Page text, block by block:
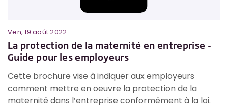
Ven, 19 août 2022
La protection de la maternité en entreprise -
Guide pour les employeurs
Cette brochure vise à indiquer aux employeurs
comment mettre en oeuvre la protection de la
maternité dans l’entreprise conformément à la loi.